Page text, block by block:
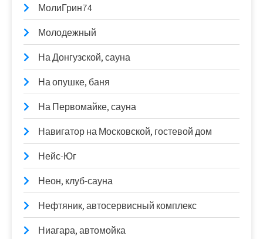
МолиГрин74
Молодежный
На Донгузской, сауна
На опушке, баня
На Первомайке, сауна
Навигатор на Московской, гостевой дом
Нейс-Юг
Неон, клуб-сауна
Нефтяник, автосервисный комплекс
Ниагара, автомойка